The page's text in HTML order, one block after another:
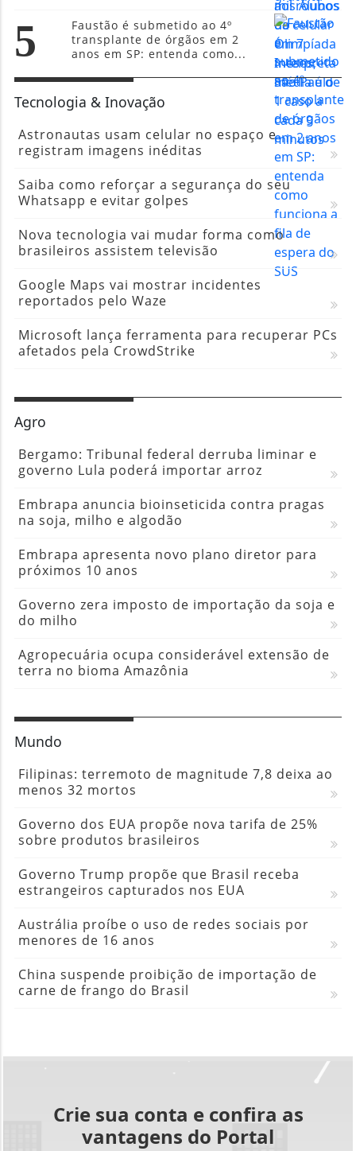
5
Faustão é submetido ao 4º
transplante de órgãos em 2
anos em SP: entenda como...
Tecnologia & Inovação
Astronautas usam celular no espaço e
registram imagens inéditas
Saiba como reforçar a segurança do seu
Whatsapp e evitar golpes
Nova tecnologia vai mudar forma como
brasileiros assistem televisão
Google Maps vai mostrar incidentes
reportados pelo Waze
Microsoft lança ferramenta para recuperar PCs
afetados pela CrowdStrike
Agro
Bergamo: Tribunal federal derruba liminar e
governo Lula poderá importar arroz
Embrapa anuncia bioinseticida contra pragas
na soja, milho e algodão
Embrapa apresenta novo plano diretor para
próximos 10 anos
Governo zera imposto de importação da soja e
do milho
Agropecuária ocupa considerável extensão de
terra no bioma Amazônia
Mundo
Filipinas: terremoto de magnitude 7,8 deixa ao
menos 32 mortos
Governo dos EUA propõe nova tarifa de 25%
sobre produtos brasileiros
Governo Trump propõe que Brasil receba
estrangeiros capturados nos EUA
Austrália proíbe o uso de redes sociais por
menores de 16 anos
China suspende proibição de importação de
carne de frango do Brasil
Crie sua conta e confira as
vantagens do Portal